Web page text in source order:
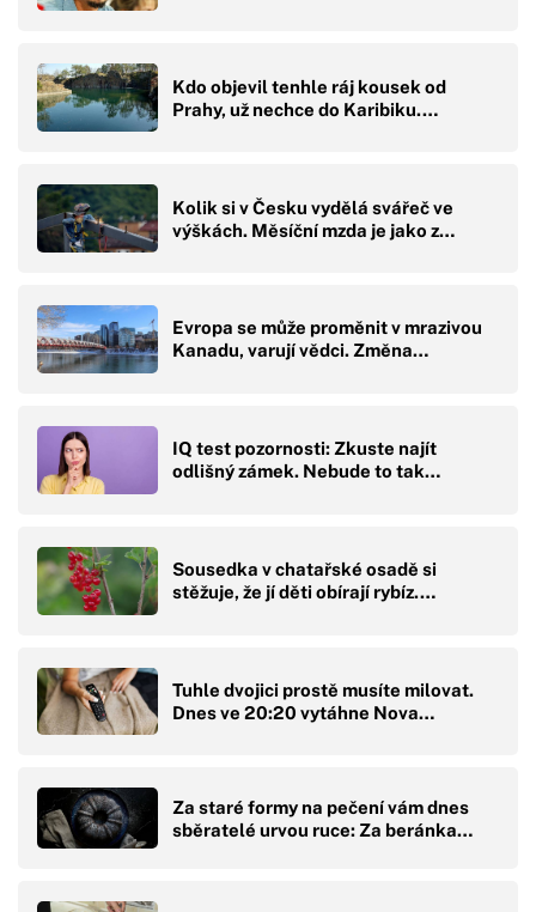
Kdo objevil tenhle ráj kousek od
Prahy, už nechce do Karibiku.…
Kolik si v Česku vydělá svářeč ve
výškách. Měsíční mzda je jako z…
Evropa se může proměnit v mrazivou
Kanadu, varují vědci. Změna…
IQ test pozornosti: Zkuste najít
odlišný zámek. Nebude to tak…
Sousedka v chatařské osadě si
stěžuje, že jí děti obírají rybíz.…
Tuhle dvojici prostě musíte milovat.
Dnes ve 20:20 vytáhne Nova…
Za staré formy na pečení vám dnes
sběratelé urvou ruce: Za beránka…